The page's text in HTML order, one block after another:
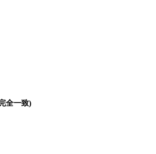
全一致)